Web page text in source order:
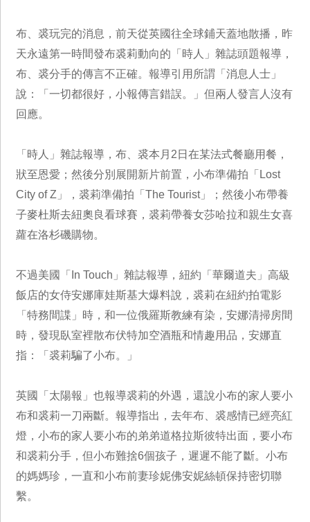
布、裘玩完的消息，前天從英國往全球鋪天蓋地散播，昨
天永遠第一時間發布裘莉動向的「時人」雜誌頭題報導，
布、裘分手的傳言不正確。報導引用所謂「消息人士」
說：「一切都很好，小報傳言錯誤。」但兩人發言人沒有
回應。
「時人」雜誌報導，布、裘本月2日在某法式餐廳用餐，
狀至恩愛；然後分別展開新片前置，小布準備拍「Lost
City of Z」，裘莉準備拍「The Tourist」；然後小布帶養
子麥杜斯去紐奧良看球賽，裘莉帶養女莎哈拉和親生女喜
蘿在洛杉磯購物。
不過美國「In Touch」雜誌報導，紐約「華爾道夫」高級
飯店的女侍安娜庫娃斯基大爆料說，裘莉在紐約拍電影
「特務間諜」時，和一位俄羅斯教練有染，安娜清掃房間
時，發現臥室裡散布伏特加空酒瓶和情趣用品，安娜直
指：「裘莉騙了小布。」
英國「太陽報」也報導裘莉的外遇，還說小布的家人要小
布和裘莉一刀兩斷。報導指出，去年布、裘感情已經亮紅
燈，小布的家人要小布的弟弟道格拉斯彼特出面，要小布
和裘莉分手，但小布難捨6個孩子，遲遲不能了斷。小布
的媽媽珍，一直和小布前妻珍妮佛安妮絲頓保持密切聯
繫。